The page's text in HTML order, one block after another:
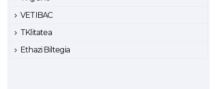
VETIBAC
TKlitatea
Ethazi Biltegia